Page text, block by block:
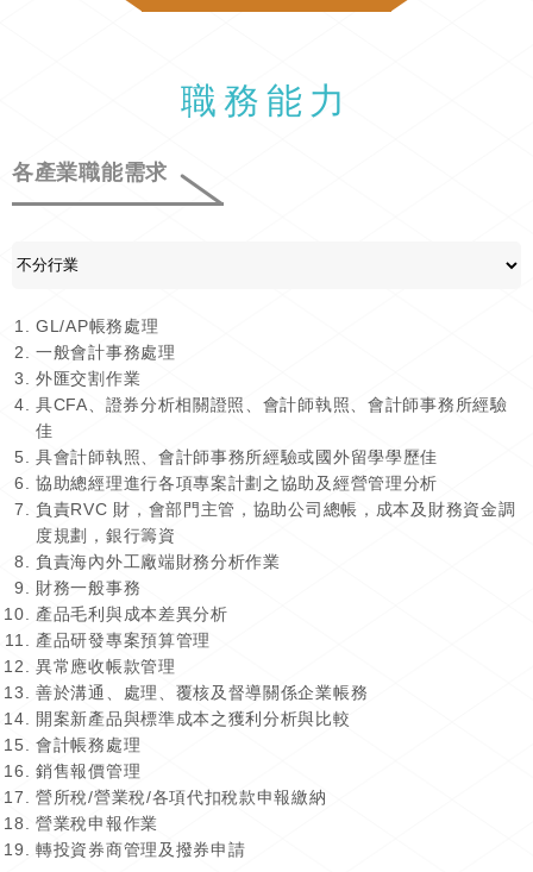
職務能力
各產業職能需求
GL/AP帳務處理
一般會計事務處理
外匯交割作業
具CFA、證券分析相關證照、會計師執照、會計師事務所經驗
佳
具會計師執照、會計師事務所經驗或國外留學學歷佳
協助總經理進行各項專案計劃之協助及經營管理分析
負責RVC 財，會部門主管，協助公司總帳，成本及財務資金調
度規劃，銀行籌資
負責海內外工廠端財務分析作業
財務一般事務
產品毛利與成本差異分析
產品研發專案預算管理
異常應收帳款管理
善於溝通、處理、覆核及督導關係企業帳務
開案新產品與標準成本之獲利分析與比較
會計帳務處理
銷售報價管理
營所稅/營業稅/各項代扣稅款申報繳納
營業稅申報作業
轉投資券商管理及撥券申請